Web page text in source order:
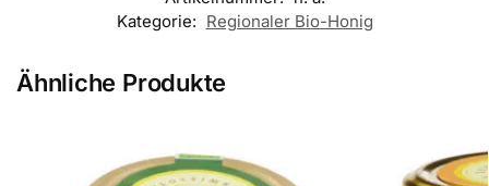
Kategorie: Regionaler Bio-Honig
Ähnliche Produkte